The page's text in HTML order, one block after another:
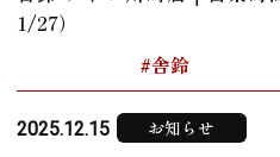
1/27）
#舎鈴
2025.12.15 お知らせ